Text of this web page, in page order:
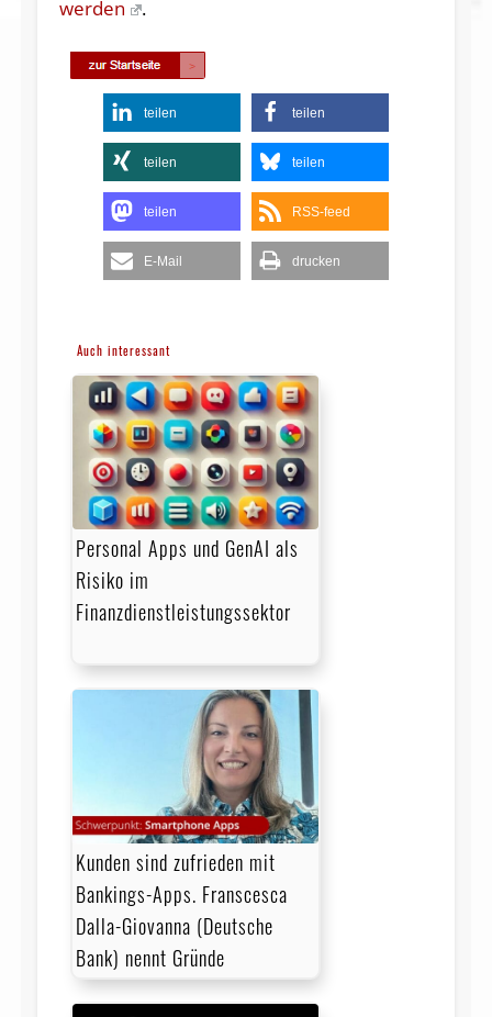
werden .
teilen teilen
teilen teilen
teilen RSS-feed
E-Mail drucken
Auch interessant
Personal Apps und GenAI als
Risiko im
Finanzdienstleistungssektor
Kunden sind zufrieden mit
Bankings-Apps. Franscesca
Dalla-Giovanna (Deutsche
Bank) nennt Gründe